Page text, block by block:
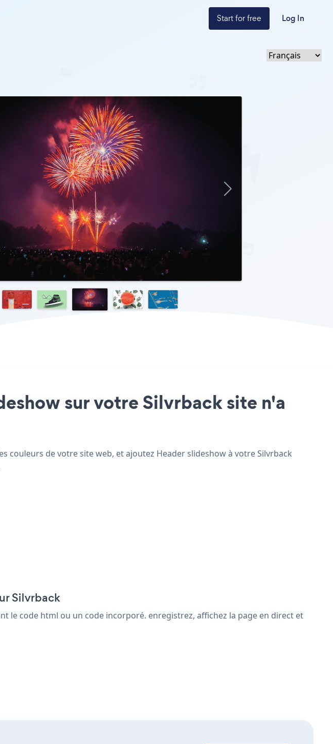
Start for free Log In
sur votre Silvrback site n'a
couleurs de votre site web, et ajoutez Header slideshow à votre Silvrback
Silvrback
le code html ou un code incorporé. enregistrez, affichez la page en direct et